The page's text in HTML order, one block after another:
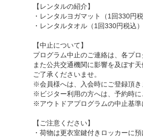
【レンタルの紹介】
・レンタルヨガマット（1回330円税
・レンタルタオル（1回330円税込）
【中止について】
プログラム中止のご連絡は、各プ
また公共交通機関に影響を及ぼす
ご了承くださいませ。
※会員様へは、入会時にご登録頂
※ビジター利用の方へは、予約時
※アウトドアプログラムの中止基準
【ご注意ください】
・荷物は更衣室鍵付きロッカーに